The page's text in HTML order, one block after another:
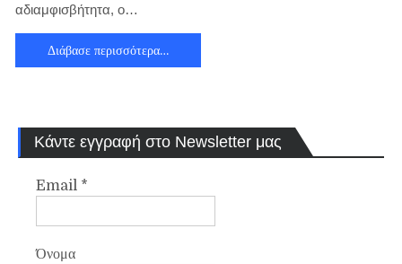
αδιαμφισβήτητα, ο…
Διάβασε περισσότερα…
Κάντε εγγραφή στο Newsletter μας
Email *
Όνομα